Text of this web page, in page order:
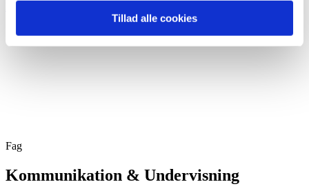
Tillad alle cookies
Fagbeskrivelse
Fag
Kommunikation & Undervisning